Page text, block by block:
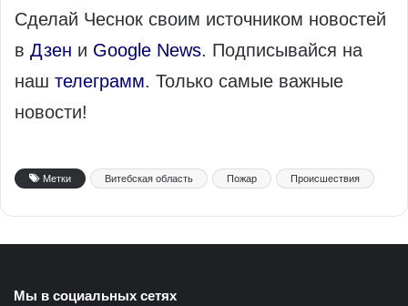
Сделай Чеснок своим источником новостей
в Дзен и Google News. Подписывайся на
наш телеграмм. Только самые важные
новости!
Метки Витебская область Пожар Происшествия
Мы в социальных сетях